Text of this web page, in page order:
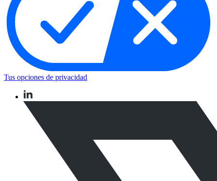
Tus opciones de privacidad